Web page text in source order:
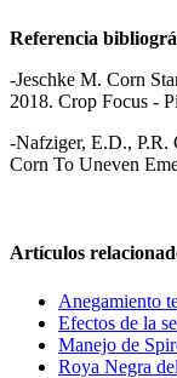
Referencia
-Jeschke M. Corn
2018. Crop Focus -
-Nafziger, E.D., P.R.
Corn To Uneven
Artículos
Anegamiento
Efectos de la
Manejo de
Roya Negra